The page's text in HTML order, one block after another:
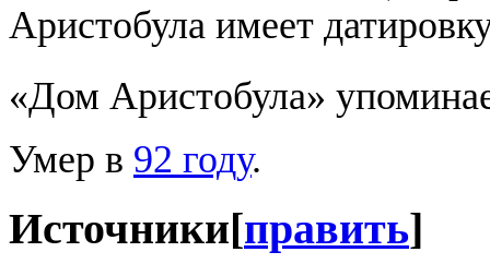
Аристобула имеет
«Дом Аристобула»
Умер в 92 году.
Источники[править]